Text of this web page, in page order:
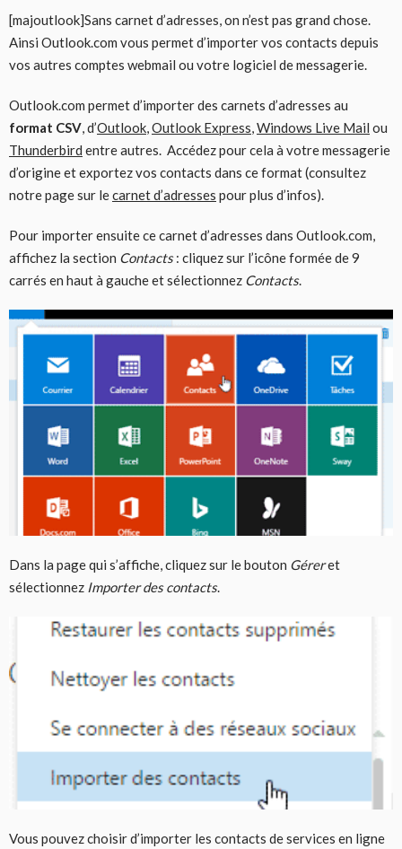
[majoutlook]Sans carnet d’adresses, on n’est pas grand chose.
Ainsi Outlook.com vous permet d’importer vos contacts depuis
vos autres comptes webmail ou votre logiciel de messagerie.
Outlook.com permet d’importer des carnets d’adresses au
format CSV, d’Outlook,Outlook Express,Windows Live Mail ou
Thunderbird entre autres. Accédez pour cela à votre messagerie
d’origine et exportez vos contacts dans ce format (consultez
notre page sur lecarnet d’adresses pour plus d’infos).
Pour importer ensuite ce carnet d’adresses dans Outlook.com,
affichez la section Contacts: cliquez sur l’icône formée de 9
carrés en haut à gauche et sélectionnez Contacts.
Dans la page qui s’affiche, cliquez sur le bouton Géreret
sélectionnez Importer des contacts.
Vous pouvez choisir d’importer les contacts de services en ligne